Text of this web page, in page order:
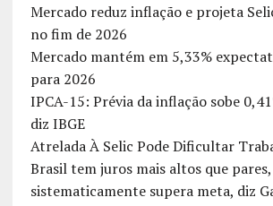
Mercado reduz inflação e projeta
no fim de 2026
Mercado mantém em 5,33%
para 2026
IPCA-15: Prévia da inflação sobe
diz IBGE
Atrelada À Selic Pode Dificultar
Brasil tem juros mais altos que
sistematicamente supera meta, diz